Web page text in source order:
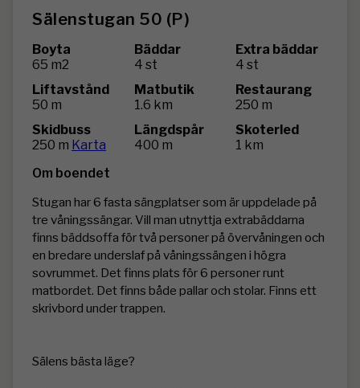
Sälenstugan 50 (P)
Boyta
65 m2
Bäddar
4 st
Extra bäddar
4 st
Liftavstånd
50 m
Matbutik
1.6 km
Restaurang
250 m
Skidbuss
250 m Karta
Längdspår
400 m
Skoterled
1 km
Om boendet
Stugan har 6 fasta sängplatser som är uppdelade på
tre våningssängar. Vill man utnyttja extrabäddarna
finns bäddsoffa för två personer på övervåningen och
en bredare underslaf på våningssängen i högra
sovrummet. Det finns plats för 6 personer runt
matbordet. Det finns både pallar och stolar. Finns ett
skrivbord under trappen.
Sälens bästa läge?